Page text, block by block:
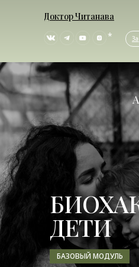
Доктор Читанава
*
ДЕТИ
БАЗОВЫЙ МОДУЛЬ